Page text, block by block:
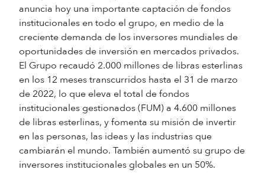
anuncia hoy una importante captación de fondos
institucionales en todo el grupo, en medio de la
creciente demanda de los inversores mundiales de
oportunidades de inversión en mercados privados.
El Grupo recaudó 2.000 millones de libras esterlinas
en los 12 meses transcurridos hasta el 31 de marzo
de 2022, lo que eleva el total de fondos
institucionales gestionados (FUM) a 4.600 millones
de libras esterlinas, y fomenta su misión de invertir
en las personas, las ideas y las industrias que
cambiarán el mundo. También aumentó su grupo de
inversores institucionales globales en un 50%.